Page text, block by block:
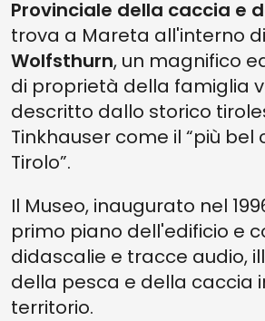
Provinciale della caccia e
trova a Mareta all'interno di
Wolfsthurn, un magnifico
di proprietà della famiglia
descritto dallo storico
Tinkhauser come il “più bel
Tirolo”.
Il Museo, inaugurato nel
primo piano dell'edificio e
didascalie e tracce audio,
della pesca e della caccia
territorio.